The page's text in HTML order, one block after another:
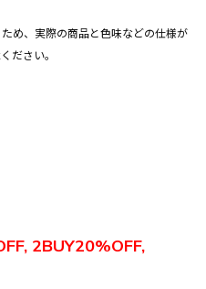
め、実際の商品と色味などの仕様が
ださい。
2BUY20%OFF,